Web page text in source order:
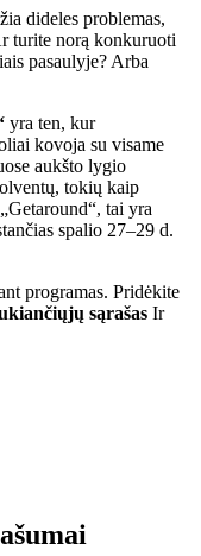
dideles problemas,
turite norą konkuruoti
pasaulyje? Arba
yra ten, kur
kovoja su visame
aukšto lygio
tokių kaip
tai yra
spalio 27–29 d.
programas. Pridėkite
sąrašas Ir